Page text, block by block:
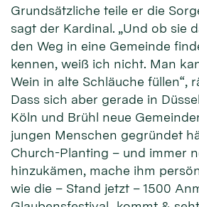
Grundsätzliche teile er die
sagt der Kardinal. „Und ob sie
den Weg in eine Gemeinde
kennen, weiß ich nicht. Man
Wein in alte Schläuche füllen“,
Dass sich aber gerade in
Köln und Brühl neue
jungen Menschen gegründet
Church-Planting – und immer
hinzukämen, mache ihm
wie die – Stand jetzt – 1500